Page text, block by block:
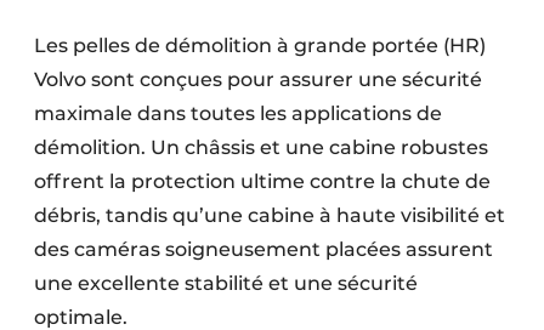
Les pelles de démolition à grande portée (HR)
Volvo sont conçues pour assurer une sécurité
maximale dans toutes les applications de
démolition. Un châssis et une cabine robustes
offrent la protection ultime contre la chute de
débris, tandis qu’une cabine à haute visibilité et
des caméras soigneusement placées assurent
une excellente stabilité et une sécurité
optimale.